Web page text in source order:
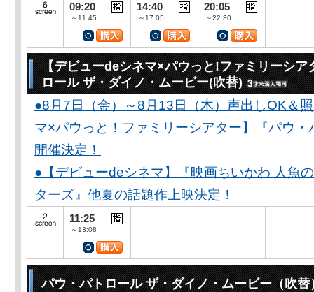
09:20
～11:45
14:40
～17:05
20:05
～22:30
【デビューdeシネマ×パウっと!ファミリーシア
ロール ザ・ダイノ・ムービー(吹替)
●8月7日（金）～8月13日（木）声出しOK＆
マ×パウっと！ファミリーシアター】『パウ
開催決定！
●【デビューdeシネマ】『映画ちいかわ 人魚
ターズ』他夏の話題作上映決定！
11:25
～13:08
パウ・パトロール ザ・ダイノ・ムービー（吹替